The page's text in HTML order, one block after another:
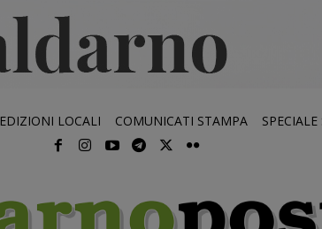
EDIZIONI LOCALI COMUNICATI STAMPA